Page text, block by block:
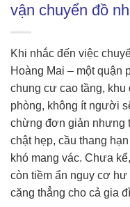
vận chuyển đồ
Khi nhắc đến việc
Hoàng Mai – một quận
chung cư cao tầng, khu
phòng, không ít người
chừng đơn giản nhưng
chật hẹp, cầu thang
khó mang vác. Chưa
còn tiềm ẩn nguy cơ
căng thẳng cho cả gia